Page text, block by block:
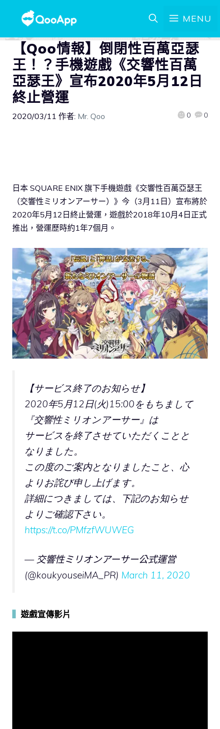
MENU
【Qoo情報】倒閉性百萬亞瑟
王！？手機遊戲《交響性百萬
亞瑟王》宣布2020年5月12日
終止營運
2020/03/11 作者: Mr. Qoo 0 0
日本 SQUARE ENIX 旗下手機遊戲《交響性百萬亞瑟王
（交響性ミリオンアーサー）》今（3月11日）宣布將於
2020年5月12日終止營運，遊戲於2018年10月4日正式
推出，營運歷時約1年7個月。
【サービス終了のお知らせ】
2020年5月12日(火)15:00をもちまして
『交響性ミリオンアーサー』は
サービスを終了させていただくことと
なりました。
この度のご案内となりましたこと、心
よりお詫び申し上げます。
詳細につきましては、下記のお知らせ
よりご確認下さい。
https://t.co/PMfzfWUWEG
— 交響性ミリオンアーサー公式運営
(@koukyouseiMA_PR) March 11, 2020
遊戲宣傳影片